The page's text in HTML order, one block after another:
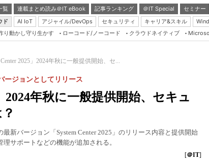
覧 連載まとめ読み＠IT eBook 記事ランキング ＠IT Special セミナー
ド
AI IoT アジャイル/DevOps セキュリティ キャリア&スキル
Server &
Java Agile
Database
Linux ＆
Master
り動かし守り生かす ローコード/ノーコード クラウドネイティブ
Center 2025」2024年秋に一般提供開始、セ...
2024年秋に一般提供開始、セキュ
ージョンとしてリリース
新バージョン「System Center 2025」のリリース内容と提供開始
理サポートなどの機能が追加される。
[＠IT]